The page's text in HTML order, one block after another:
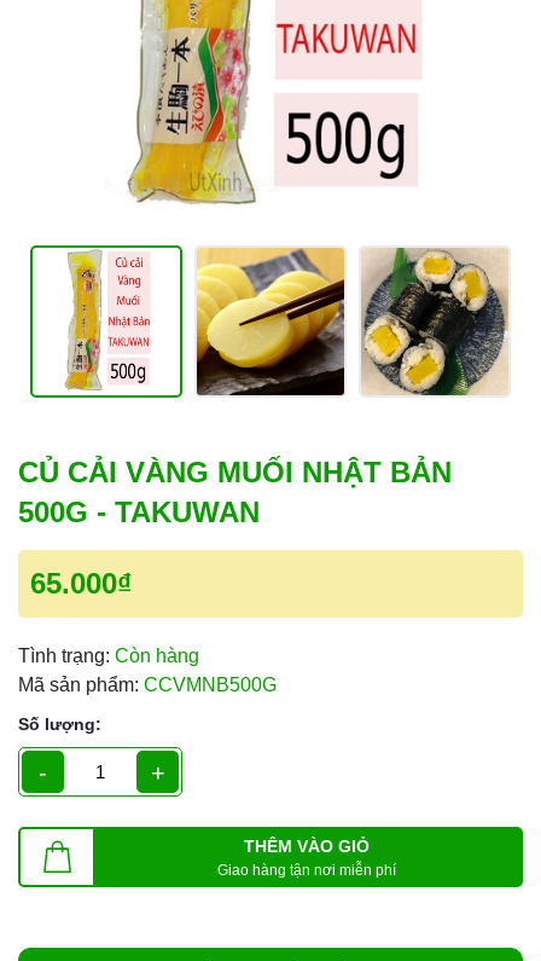
CỦ CẢI VÀNG MUỐI NHẬT BẢN
500G - TAKUWAN
65.000₫
Tình trạng: Còn hàng
Mã sản phẩm: CCVMNB500G
Số lượng:
- +
THÊM VÀO GIỎ
Giao hàng tận nơi miễn phí